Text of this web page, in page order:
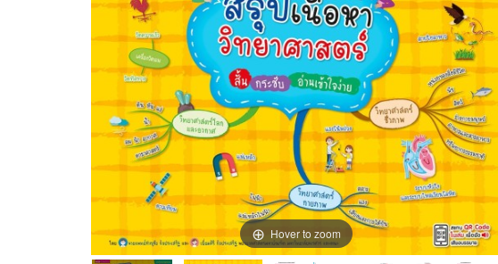
Hover to zoom